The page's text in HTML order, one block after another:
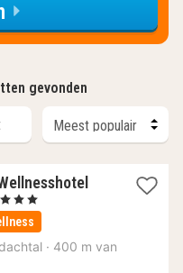
gevonden
· 400 m van